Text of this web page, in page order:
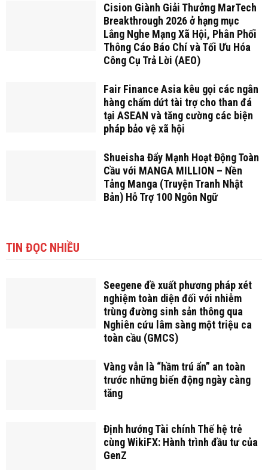
Cision Giành Giải Thưởng MarTech
Breakthrough 2026 ở hạng mục
Lắng Nghe Mạng Xã Hội, Phân Phối
Thông Cáo Báo Chí và Tối Ưu Hóa
Công Cụ Trả Lời (AEO)
Fair Finance Asia kêu gọi các ngân
hàng chấm dứt tài trợ cho than đá
tại ASEAN và tăng cường các biện
pháp bảo vệ xã hội
Shueisha Đẩy Mạnh Hoạt Động Toàn
Cầu với MANGA MILLION – Nền
Tảng Manga (Truyện Tranh Nhật
Bản) Hỗ Trợ 100 Ngôn Ngữ
TIN ĐỌC NHIỀU
Seegene đề xuất phương pháp xét
nghiệm toàn diện đối với nhiễm
trùng đường sinh sản thông qua
Nghiên cứu lâm sàng một triệu ca
toàn cầu (GMCS)
Vàng vẫn là “hầm trú ẩn” an toàn
trước những biến động ngày càng
tăng
Định hướng Tài chính Thế hệ trẻ
cùng WikiFX: Hành trình đầu tư của
GenZ